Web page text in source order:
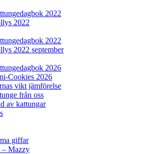
2022
2022
2022
2022 september
2026
Cookies 2026
vikt jämförelse
från oss
av kattungar
giffar
– Mazzy